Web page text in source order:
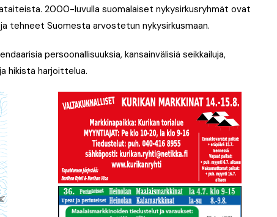
2000-luvulla suomalaiset nykysirkusryhmät ovat
tehneet Suomesta arvostetun nykysirkusmaan.
persoonallisuuksia, kansainvälisiä seikkailuja,
hikistä harjoittelua.